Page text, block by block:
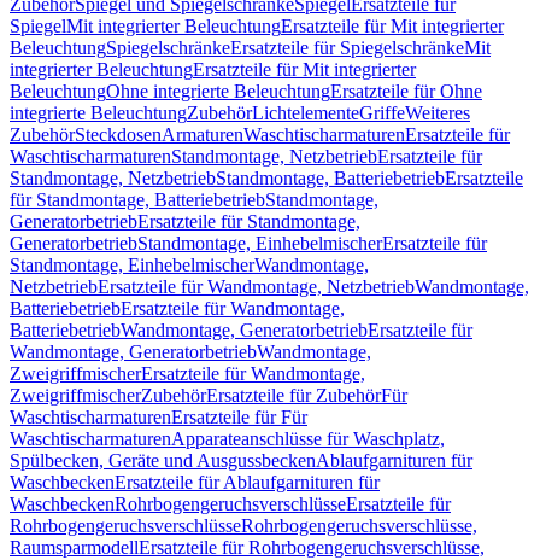
ZubehörSpiegel und SpiegelschränkeSpiegel Ersatzteile für
SpiegelMit integrierter BeleuchtungErsatzteile für Mit integrierter
BeleuchtungSpiegelschränkeErsatzteile für SpiegelschränkeMit
integrierter BeleuchtungErsatzteile für Mit integrierter
BeleuchtungOhne integrierte BeleuchtungErsatzteile für Ohne
integrierte BeleuchtungZubehörLichtelementeGriffeWeiteres
ZubehörSteckdosenArmaturenWaschtischarmaturenErsatzteile für
WaschtischarmaturenStandmontage, NetzbetriebErsatzteile für
Standmontage, NetzbetriebStandmontage, BatteriebetriebErsatzteile
für Standmontage, BatteriebetriebStandmontage,
GeneratorbetriebErsatzteile für Standmontage,
GeneratorbetriebStandmontage, EinhebelmischerErsatzteile für
Standmontage, EinhebelmischerWandmontage,
NetzbetriebErsatzteile für Wandmontage, NetzbetriebWandmontage,
BatteriebetriebErsatzteile für Wandmontage,
BatteriebetriebWandmontage, GeneratorbetriebErsatzteile für
Wandmontage, GeneratorbetriebWandmontage,
ZweigriffmischerErsatzteile für Wandmontage,
ZweigriffmischerZubehörErsatzteile für ZubehörFür
WaschtischarmaturenErsatzteile für Für
WaschtischarmaturenApparateanschlüsse für Waschplatz,
Spülbecken, Geräte und AusgussbeckenAblaufgarnituren für
WaschbeckenErsatzteile für Ablaufgarnituren für
WaschbeckenRohrbogengeruchsverschlüsseErsatzteile für
RohrbogengeruchsverschlüsseRohrbogengeruchsverschlüsse,
RaumsparmodellErsatzteile für Rohrbogengeruchsverschlüsse,